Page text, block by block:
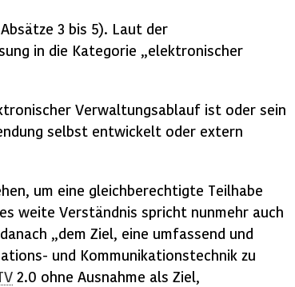
3 bis 5). Laut der
in die Kategorie „elektronischer
Verwaltungsablauf ist oder sein
selbst entwickelt oder extern
um eine gleichberechtigte Teilhabe
weite Verständnis spricht nunmehr auch
„dem Ziel, eine umfassend und
und Kommunikationstechnik zu
2.0 ohne Ausnahme als Ziel,